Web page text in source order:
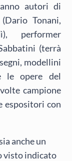
autori di
Tonani,
performer
(terrà
modellini
le opere del
campione
espositori con
anche un
visto indicato